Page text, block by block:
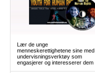
Lær de unge
menneskerettighetene sine med
undervisningsverktøy som
engasjerer og interesserer dem